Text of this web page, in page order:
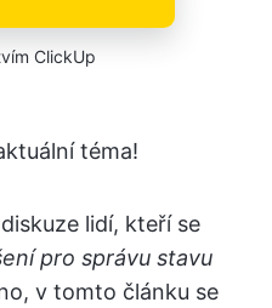
ClickUp
téma!
lidí, kteří se
pro správu stavu
v tomto článku se